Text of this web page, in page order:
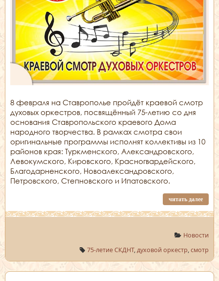
8 февраля на Ставрополье пройдёт краевой смотр
духовых оркестров, посвящённый 75-летию со дня
основания Ставропольского краевого Дома
народного творчества. В рамках смотра свои
оригинальные программы исполнят коллективы из 10
районов края: Туркменского, Александровского,
Левокумского, Кировского, Красногвардейского,
Благодарненского, Новоалександровского,
Петровского, Степновского и Ипатовского.
читать далее
Новости
75-летие СКДНТ,духовой оркестр,смотр